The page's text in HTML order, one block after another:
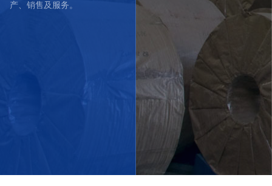
产、销售及服务。
由10余名行业专家、200
余名中高级工程师组成的
技术团队，担负着产品的
创新设计与开发，目前已
获得国家专利和省级科技
成果300余项。